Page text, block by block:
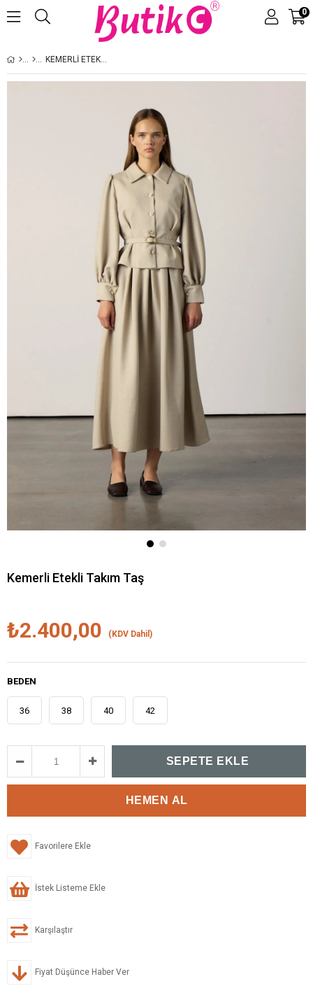
0
KEMERLI ETEKLI TAKIM TAŞ
Kemerli Etekli Takım Taş
₺2.400,00 (KDV Dahil)
BEDEN
36 38 40 42
Favorilere Ekle
İstek Listeme Ekle
Karşılaştır
Fiyat Düşünce Haber Ver